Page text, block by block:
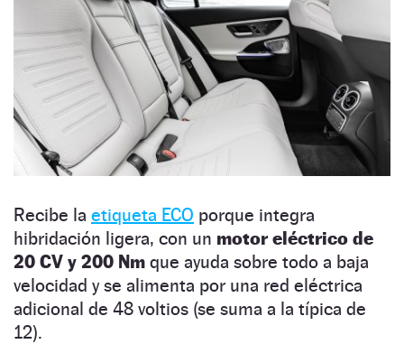
Recibe la etiqueta ECO porque integra
hibridación ligera, con un motor eléctrico de
20 CV y 200 Nm que ayuda sobre todo a baja
velocidad y se alimenta por una red eléctrica
adicional de 48 voltios (se suma a la típica de
12).